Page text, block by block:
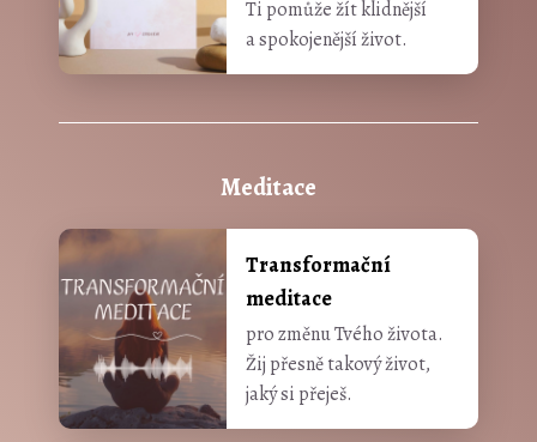
Ti pomůže žít klidnější
a spokojenější život.
Meditace
Transformační
meditace
pro změnu Tvého života.
Žij přesně takový život,
jaký si přeješ.